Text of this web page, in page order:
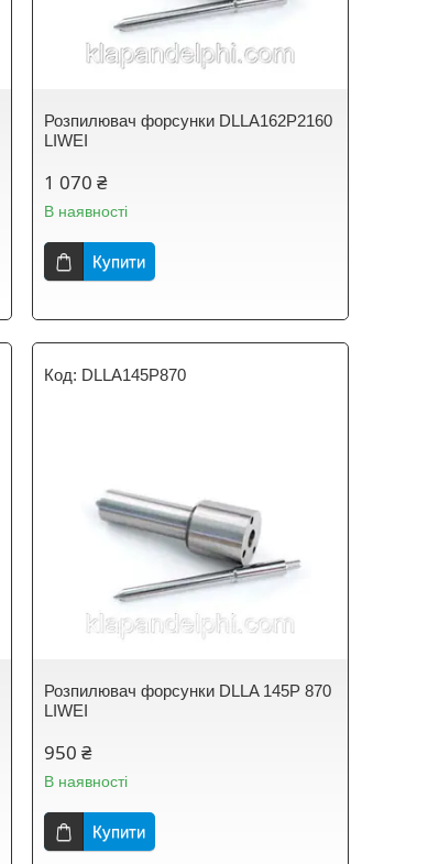
Розпилювач форсунки DLLA162P2160
LIWEI
1 070 ₴
В наявності
Купити
DLLA145P870
Розпилювач форсунки DLLA 145P 870
LIWEI
950 ₴
В наявності
Купити